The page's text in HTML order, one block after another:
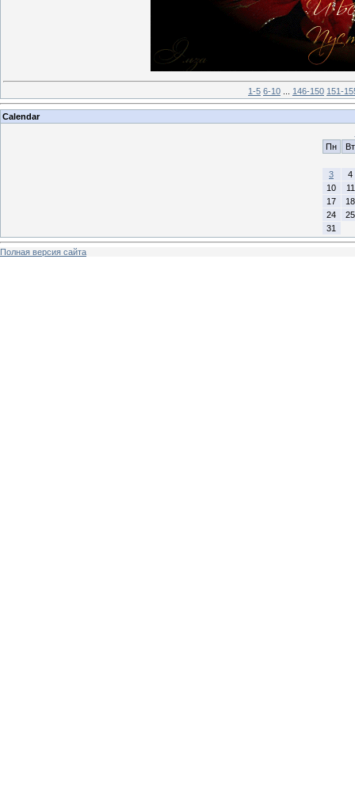
1-5 6-10 146-150 151-
Calendar
Пн
Вт
3
4
10
11
17
18
24
25
31
Полная версия сайта